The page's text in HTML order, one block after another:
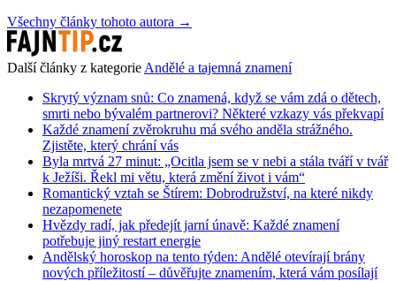
Všechny články tohoto autora →
Další články z kategorie Andělé a tajemná znamení
Skrytý význam snů: Co znamená, když se vám zdá o dětech,
smrti nebo bývalém partnerovi? Některé vzkazy vás překvapí
Každé znamení zvěrokruhu má svého anděla strážného.
Zjistěte, který chrání vás
Byla mrtvá 27 minut: „Ocitla jsem se v nebi a stála tváří v tvář
k Ježíši. Řekl mi větu, která změní život i vám“
Romantický vztah se Štírem: Dobrodružství, na které nikdy
nezapomenete
Hvězdy radí, jak předejít jarní únavě: Každé znamení
potřebuje jiný restart energie
Andělský horoskop na tento týden: Andělé otevírají brány
nových příležitostí – důvěřujte znamením, která vám posílají